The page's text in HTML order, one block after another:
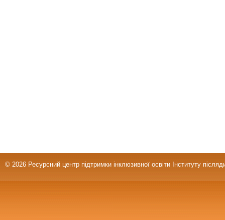
© 2026 Ресурсний центр підтримки інклюзивної освіти Інституту